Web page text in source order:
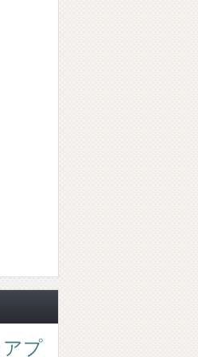
アプ